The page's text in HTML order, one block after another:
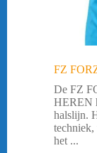
FZ
De FZ
HEREN
halslijn.
techniek,
het ...